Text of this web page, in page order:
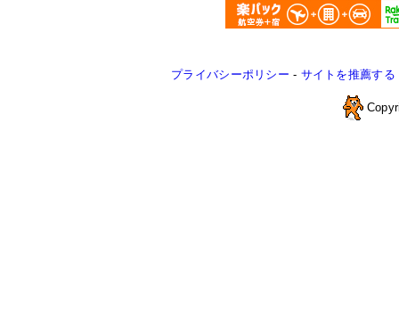
プライバシーポリシー - サイトを推薦する